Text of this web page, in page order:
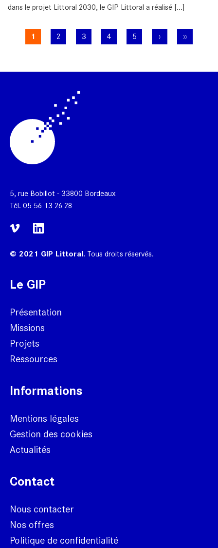
dans le projet Littoral 2030, le GIP Littoral a réalisé [...]
Pagination
Page
1 Page
2 Page
3 Page
4 Page
5
Page
›
Dernière
››
5, rue Bobillot - 33800 Bordeaux
Tél. 05 56 13 26 28
© 2021 GIP Littoral. Tous droits réservés.
Le GIP
Présentation
Missions
Projets
Ressources
Informations
Mentions légales
Gestion des cookies
Actualités
Contact
Nous contacter
Nos offres
Politique de confidentialité